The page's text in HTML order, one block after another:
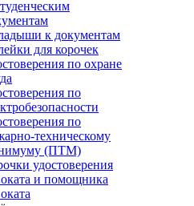
к документам
для корочек
по охране
по
по
техническому
(ПТМ)
удостоверения
и помощника